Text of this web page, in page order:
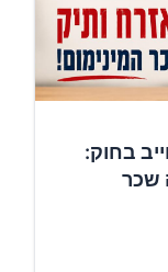
בחוק:
שכר